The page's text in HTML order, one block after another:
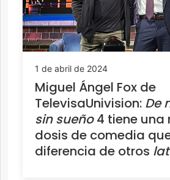
1 de abril de 2024
Miguel Ángel Fox de
TelevisaUnivision: De
sin sueño4 tiene una
dosis de comedia
diferencia de otros